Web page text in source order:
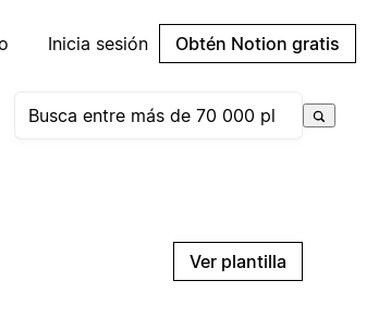
Inicia sesión Obtén Notion gratis
Ver plantilla